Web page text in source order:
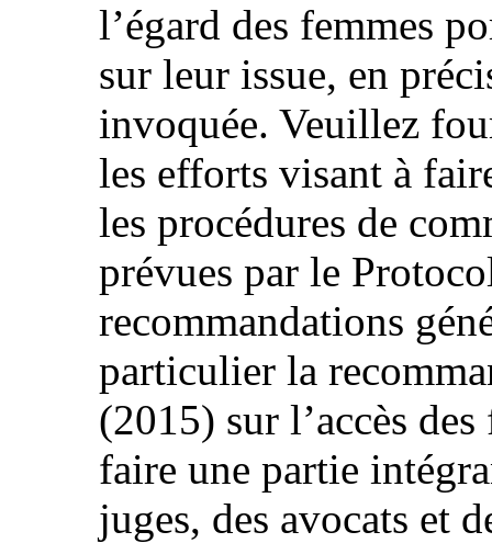
l’égard des femmes
sur leur issue, en
invoquée. Veuillez
les efforts visant à
les procédures de
prévues par le
recommandations
particulier la
(2015) sur l’accès
faire une partie
juges, des avocats et